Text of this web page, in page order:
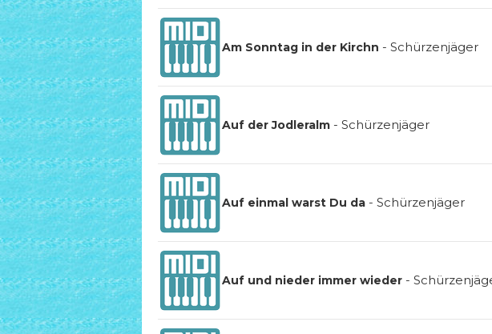
Am Sonntag in der Kirchn - Schürzenjäger
Auf der Jodleralm- Schürzenjäger
Auf einmal warst Du da- Schürzenjäger
Auf und nieder immer wieder-